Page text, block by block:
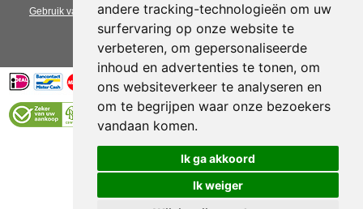
andere tracking-technologieën om uw
surfervaring op onze website te
verbeteren, om gepersonaliseerde
inhoud en advertenties te tonen, om
ons websiteverkeer te analyseren en
om te begrijpen waar onze bezoekers
vandaan komen.
Ik ga akkoord
Ik weiger
Gebruik van deze site betekent dat u dealgemene voorwaarden van CBW
Vloerenvoordelig.nl is een onderdeel van